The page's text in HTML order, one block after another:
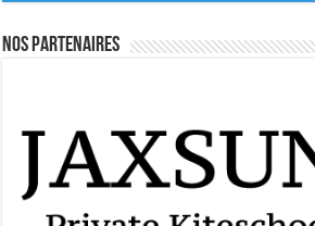
Nos Partenaires